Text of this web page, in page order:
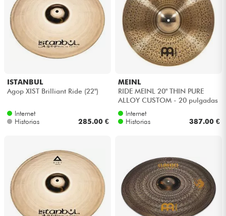
ISTANBUL
Agop XIST Brilliant Ride (22")
Internet
Historias
285.00 €
MEINL
RIDE MEINL 20" THIN PURE
ALLOY CUSTOM - 20 pulgadas
Internet
Historias
387.00 €